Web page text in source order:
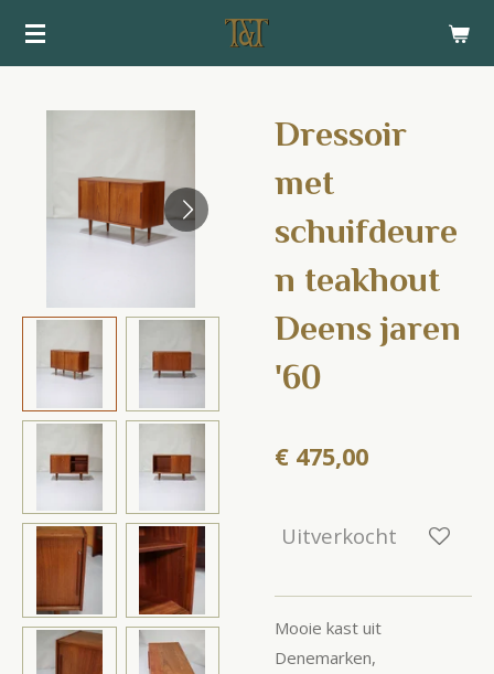
Ga
Dressoir
met
schuifdeure
n teakhout
Deens jaren
'60
€ 475,00
Uitverkocht
Mooie kast uit
Denemarken,